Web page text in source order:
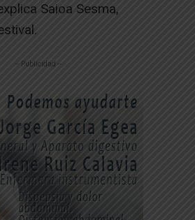
Saioa Sesma,
-- Publicidad --